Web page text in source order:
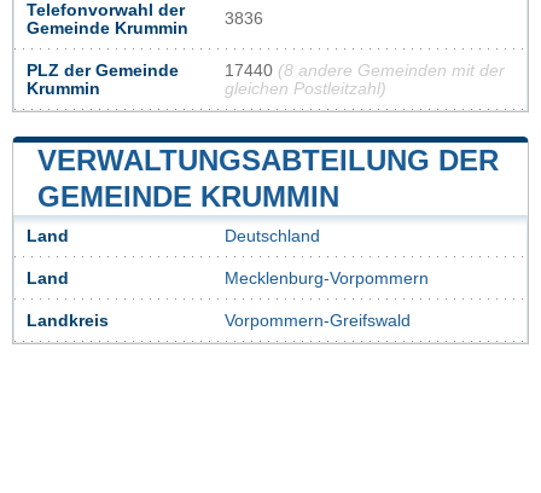
Telefonvorwahl der
Gemeinde Krummin
3836
PLZ der Gemeinde
Krummin
17440 (8 andere Gemeinden mit der
gleichen Postleitzahl)
VERWALTUNGSABTEILUNG DER
GEMEINDE KRUMMIN
Land Deutschland
Land Mecklenburg-Vorpommern
Landkreis Vorpommern-Greifswald